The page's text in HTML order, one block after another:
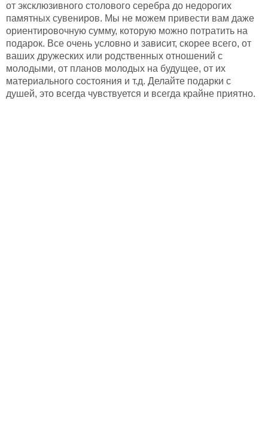
от эксклюзивного столового серебра до недорогих
памятных сувениров. Мы не можем привести вам даже
ориентировочную сумму, которую можно потратить на
подарок. Все очень условно и зависит, скорее всего, от
ваших дружеских или родственных отношений с
молодыми, от планов молодых на будущее, от их
материального состояния и т.д. Делайте подарки с
душей, это всегда чувствуется и всегда крайне приятно.